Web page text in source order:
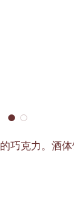
巧克力。酒体